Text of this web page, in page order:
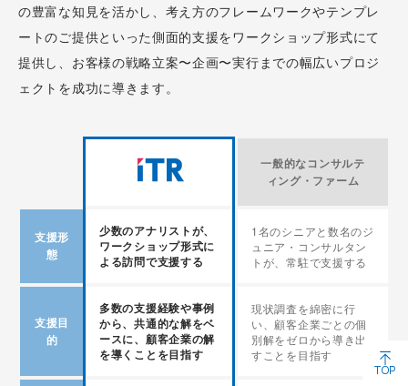
の豊富な知見を活かし、考え方のフレームワークやテンプレ
ートのご提供といった側面的支援をワークショップ形式にて
提供し、お客様の戦略立案〜企画〜実行までの幅広いプロジ
ェクトを成功に導きます。
一般的なコンサルテ
ィング・ファーム
支援形
態
少数のアナリストが、
ワークショップ形式に
よる訪問で支援する
1名のシニアと数名のジ
ュニア・コンサルタン
トが、常駐で支援する
支援目
的
多数の支援経験や事例
から、共通的な解をベ
ースに、顧客企業の解
を導くことを目指す
現状調査を綿密に行
い、顧客企業ごとの個
別解をゼロから導き出
すことを目指す
TOP